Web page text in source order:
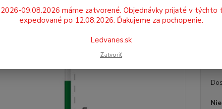
do gelových pier DONG-A
mm
09.08.2026 máme zatvorené. Objednávky prijaté v týchto
expedované po 12.08.2026. Ďakujeme za pochopenie.
Ledvanes.sk
Zatvoriť